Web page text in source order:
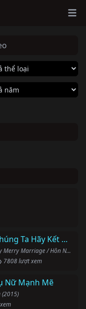
Chúng Ta Hãy Kết Hôn Nhé
My Merry Marriage / Hôn Nhân Hạnh Phúc (2024)
7808 lượt xem
Nữ Mạnh Mẽ
(2015)